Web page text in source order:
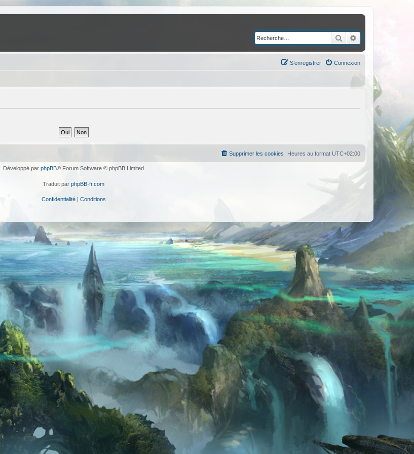
Rechercher
Connexion
S’enregistrer
Heures au format UTC+02:00
Supprimer les cookies
Développé par phpBB® Forum Software © phpBB Limited
Traduit par phpBB-fr.com
Confidentialité| Conditions